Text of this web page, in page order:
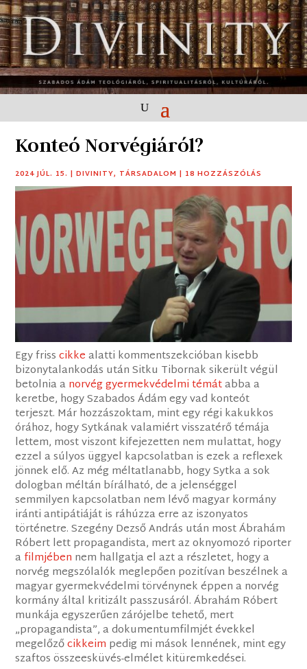
Konteó Norvégiáról?
2024 JÚL. 15. |DIVINITY, TÁRSADALOM | 18 HOZZÁSZÓLÁS
Egy frisscikkealatti kommentszekcióban kisebb
bizonytalankodás után Sitku Tibornak sikerült végül
betolnia anorvég gyermekvédelmi témátabba a
keretbe, hogy Szabados Ádám egy vad konteót
terjeszt. Már hozzászoktam, mint egy régi kakukkos
órához, hogy Sytkának valamiért visszatérő témája
lettem, most viszont kifejezetten nem mulattat, hogy
ezzel a súlyos üggyel kapcsolatban is ezek a reflexek
jönnek elő. Az még méltatlanabb, hogy Sytka a​ sok
dologban méltán bírálható, de a jelenséggel
semmilyen kapcsolatban nem lévő ​magyar kormány
iránti antipátiáját is ráhúzza erre az iszonyatos
történetre​​. Szegény Dezső András után most Ábrahám
Róbert​ lett propagandista, mert az oknyomozó riporter
afilmjében nem hallgatja el azt a részletet, hogy a
norvég megszólalók meglepően pozitívan beszélnek a
magyar gyermekvédelmi törvénynek éppen a norvég
kormány által kritizált passzusáról​. Ábrahám Róbert
munkája egyszerűen zárójelbe tehető, mert
„propagandista”, a dokumentumfilmjét évekkel
megelőzőcikkeim pedig mi mások lennének, mint egy
szaftos összeesküvés-elmélet kitüremkedései.